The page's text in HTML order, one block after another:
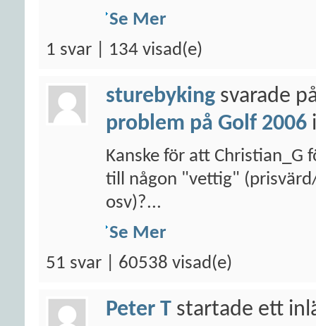
Se Mer
1 svar | 134 visad(e)
sturebyking svarade
problem på Golf 2006
Kanske för att Christian_G
till någon "vettig"
osv)?...
Se Mer
51 svar | 60538 visad(e)
Peter T startade ett